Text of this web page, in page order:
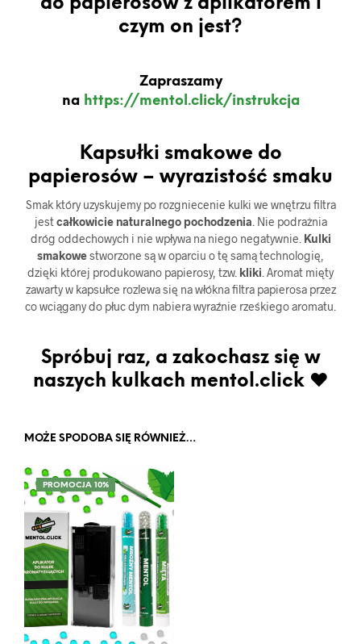
czym on jest?
Zapraszamy
na https://mentol.click/instrukcja
Kapsułki smakowe do
papierosów – wyrazistość smaku
Smak który uzyskujemy po rozgniecenie kulki we wnętrzu filtra
jestcałkowicie naturalnego pochodzenia . Nie podrażnia
dróg oddechowych i nie wpływa na niego negatywnie. Kulki
smakowestworzone są w oparciu o tę samą technologię,
dzięki której produkowano papierosy, tzw. kliki . Aromat mięty
zawarty w kapsułce rozlewa się na włókna filtra papierosa przez
co wciągany do płuc dym nabiera wyraźnie rześkiego aromatu.
Spróbuj raz, a zakochasz się w
naszych kulkach mentol.click ♥
MOŻE SPODOBA SIĘ RÓWNIEŻ…
PROMOCJA 10%